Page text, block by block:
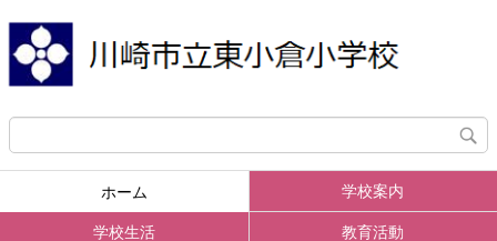
ホーム 学校案内
学校生活 教育活動